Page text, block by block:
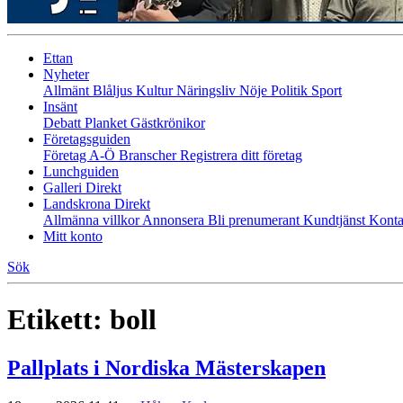
Ettan
Nyheter
Allmänt Blåljus KulturNäringsliv Nöje Politik Sport
Insänt
Debatt Planket Gästkrönikor
Företagsguiden
Företag A-Ö BranscherRegistrera ditt företag
Lunchguiden
Galleri Direkt
Landskrona Direkt
Allmänna villkorAnnonsera Bli prenumerant Kundtjänst
Mitt konto
Sök
Etikett: boll
Pallplats i Nordiska Mästerskapen